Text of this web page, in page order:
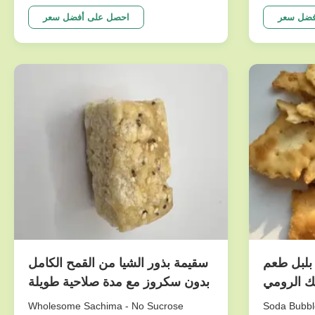
made of
will give
سعر
requests. Our main products are nut
snacks , peanuts, peas, beans, dry fruits,
frozen vegetables , and other agricultural
احصل على أفضل سعر
طعم
الرومي
Soda
سقيمة بذور الشيا من القمح الكامل
بدون سكروز مع مدة صلاحية طويلة
للوجبات الخفيفة الصحية
Wholesome Sachima - No Sucrose